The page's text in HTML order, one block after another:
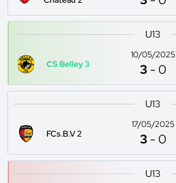
U13
CS Belley 3
10/05/2025
3 -0
U13
FCs.B.V 2
17/05/2025
3 -0
U13